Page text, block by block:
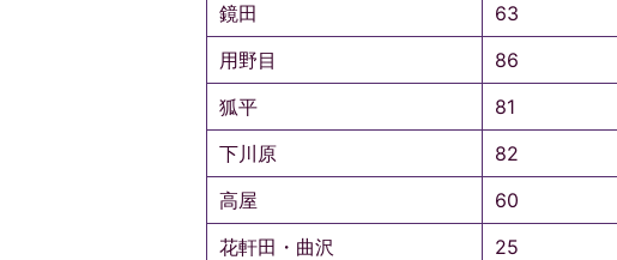
鏡田
63
用野目
86
狐平
81
下川原
82
高屋
60
花軒田・曲沢
25